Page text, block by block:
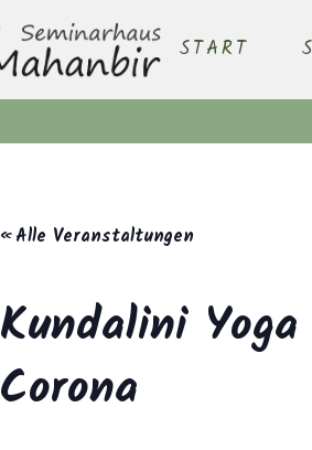
START
« Alle Veranstaltungen
Kundalini
Corona